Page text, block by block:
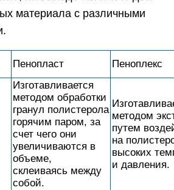
материала с различными
Пенопласт Пеноплекс
Изготавливается
методом обработки
гранул полистерола
горячим паром, за
счет чего они
увеличиваются в
объеме,
склеиваясь между
собой.
методом
путем
на
высоких
и давления.